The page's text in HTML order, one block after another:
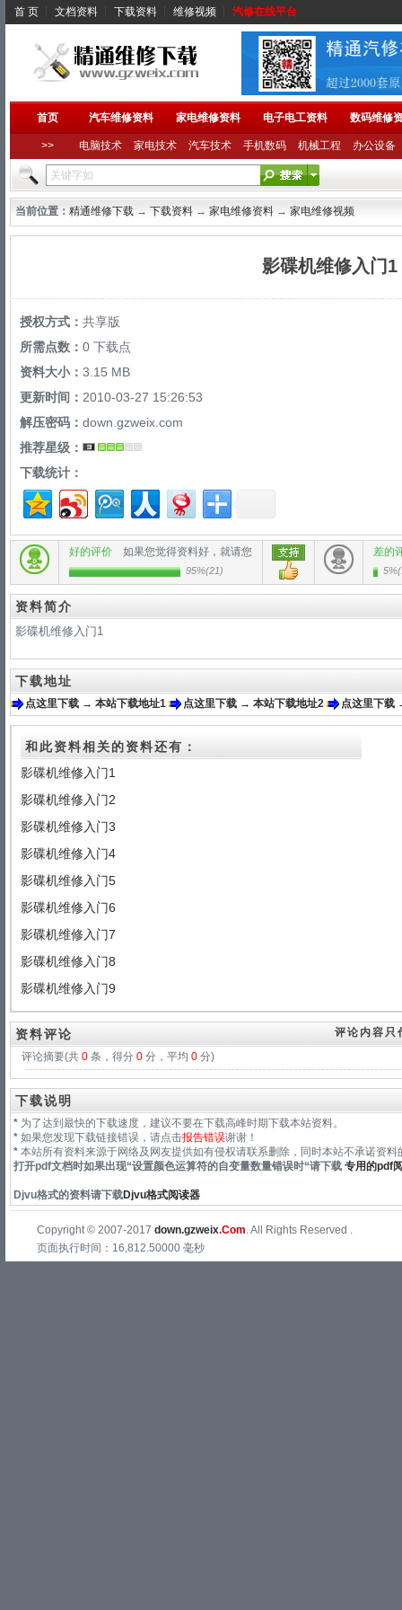
首 页 ┆ 文档资料 ┆ 下载资料 ┆ 维修视频 ┆ 汽修在线平台
首页 汽车维修资料 家电维修资料 电子电工资料 数码维修
>> 电脑技术 家电技术 汽车技术 手机数码 机械工程 办公设备
当前位置： 精通维修下载 → 下载资料 → 家电维修资料 → 家电维修视频
影碟机维修入门1
授权方式： 共享版
所需点数： 0 下载点
资料大小： 3.15 MB
更新时间： 2010-03-27 15:26:53
解压密码： down.gzweix.com
推荐星级：
下载统计：
好的评价 如果您觉得资料好，就请您
95%(21)
差的
5%(
资料简介
影碟机维修入门1
下载地址
点这里下载 → 本站下载地址1 点这里下载 → 本站下载地址2 点这里下载
和此资料相关的资料还有：
影碟机维修入门1
影碟机维修入门2
影碟机维修入门3
影碟机维修入门4
影碟机维修入门5
影碟机维修入门6
影碟机维修入门7
影碟机维修入门8
影碟机维修入门9
资料评论
评论内容只
评论摘要(共 0 条，得分 0 分，平均 0 分)
下载说明
* 为了达到最快的下载速度，建议不要在下载高峰时期下载本站资料。
* 如果您发现下载链接错误，请点击报告错误谢谢！
* 本站所有资料来源于网络及网友提供如有侵权请联系删除，同时本站不承诺资料
打开pdf文档时如果出现“设置颜色运算符的自变量数量错误时“请下载 专用的pdf
Djvu格式的资料请下载Djvu格式阅读器
Copyright © 2007-2017 down.gzweix.Com. All Rights Reserved .
页面执行时间：16,812.50000 毫秒